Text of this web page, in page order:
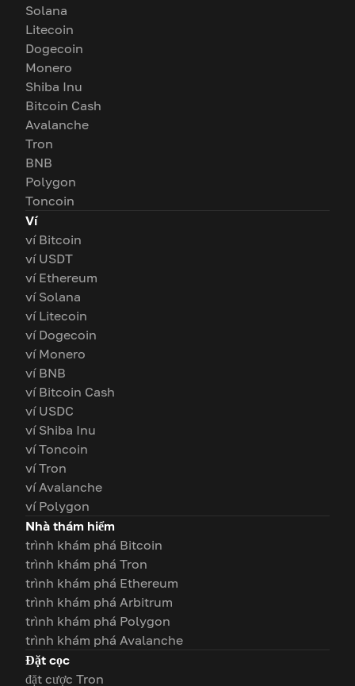
Solana
Litecoin
Dogecoin
Monero
Shiba Inu
Bitcoin Cash
Avalanche
Tron
BNB
Polygon
Toncoin
Ví
ví Bitcoin
ví USDT
ví Ethereum
ví Solana
ví Litecoin
ví Dogecoin
ví Monero
ví BNB
ví Bitcoin Cash
ví USDC
ví Shiba Inu
ví Toncoin
ví Tron
ví Avalanche
ví Polygon
Nhà thám hiểm
trình khám phá Bitcoin
trình khám phá Tron
trình khám phá Ethereum
trình khám phá Arbitrum
trình khám phá Polygon
trình khám phá Avalanche
Đặt cọc
đặt cược Tron